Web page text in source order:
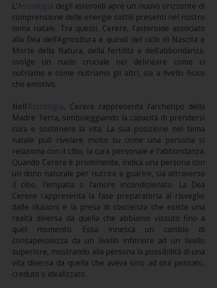
L'Astrologia degli asteroidi apre un nuovo orizzonte di
comprensione delle energie sottili presenti nel nostro
tema natale. Tra questi, Cerere, l'asteroide associato
alla Dea dell’Agricoltura e quindi del ciclo di Nascita e
Morte della Natura, della fertilità e dell'abbondanza,
svolge un ruolo cruciale nel delineare come ci
nutriamo e come nutriamo gli altri, sia a livello fisico
che emotivo.
Nell'Astrologia, Cerere rappresenta l'archetipo della
Madre Terra, simboleggiando la capacità di prendersi
cura e sostenere la vita. La sua posizione nel tema
natale può rivelare molto su come una persona si
relaziona con il cibo, la cura personale e l'abbondanza.
Quando Cerere è prominente, indica una persona con
un dono naturale per nutrire e guarire, sia attraverso
il cibo, l'empatia o l'amore incondizionato. La Dea
Cerere rappresenta la fase preparatoria al risveglio
dalle illusioni e la presa di coscienza che esiste una
realtà diversa da quella che abbiamo vissuto fino a
quel momento. Essa innesca un cambio di
consapevolezza da un livello inferiore ad un livello
superiore, mostrando alla persona la possibilità di una
vita diversa da quella che aveva sino ad ora pensato,
creduto o idealizzato.